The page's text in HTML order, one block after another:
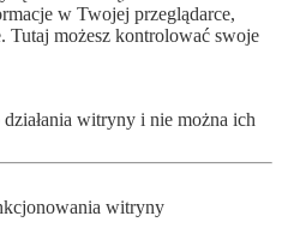
w Twojej przeglądarce,
możesz kontrolować swoje
witryny i nie można ich
witryny